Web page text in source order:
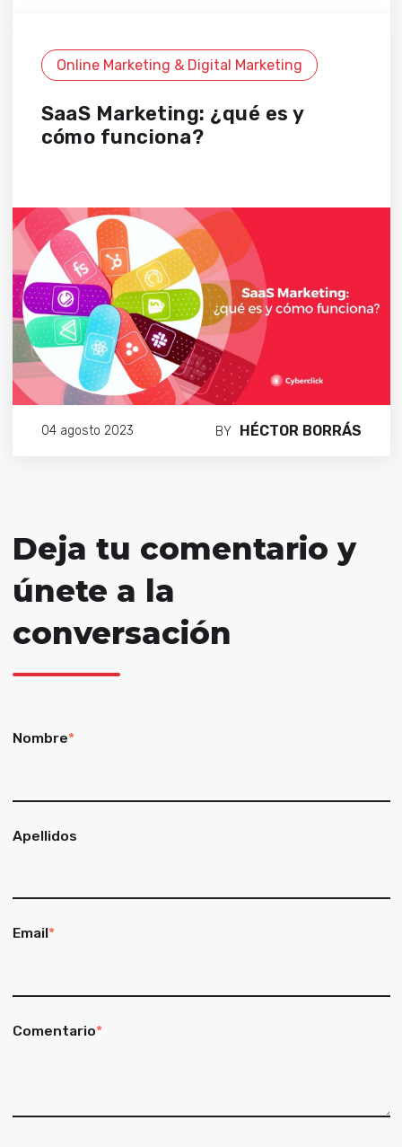
Online Marketing & Digital Marketing
SaaS Marketing: ¿qué es y
cómo funciona?
04 agosto 2023 BY HÉCTOR BORRÁS
Deja tu comentario y
únete a la
conversación
Nombre*
Apellidos
Email*
Comentario*